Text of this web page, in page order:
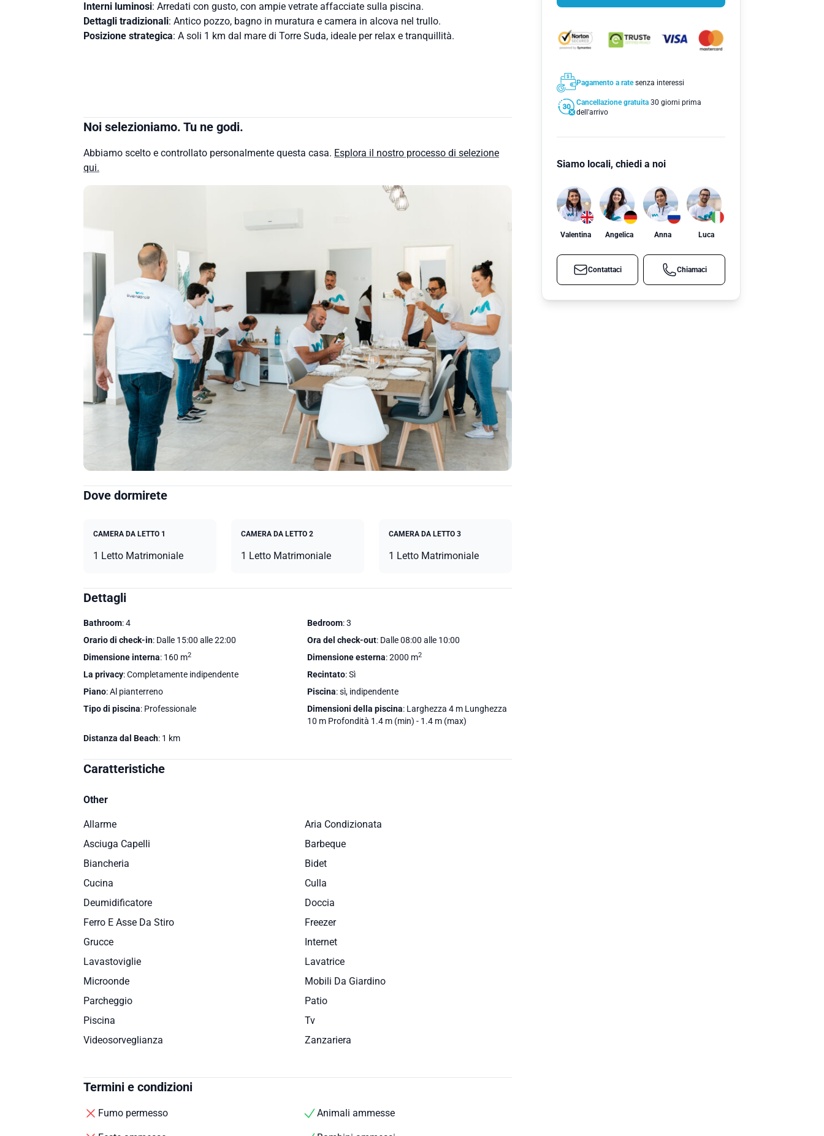
Interni luminosi: Arredati con gusto, con ampie vetrate affacciate sulla piscina.
Dettagli tradizionali: Antico pozzo, bagno in muratura e camera in alcova nel trullo.
Posizione strategica: A soli 1 km dal mare di Torre Suda, ideale per relax e tranquillità.
Noi selezioniamo. Tu ne godi.
Abbiamo scelto e controllato personalmente questa casa. Esplora il nostro processo di selezione
qui.
Dove dormirete
CAMERA DA LETTO 1
1 Letto Matrimoniale
CAMERA DA LETTO 2
1 Letto Matrimoniale
CAMERA DA LETTO 3
1 Letto Matrimoniale
Dettagli
Bathroom: 4 Bedroom: 3
Orario di check-in: Dalle 15:00 alle 22:00 Ora del check-out: Dalle 08:00 alle 10:00
Dimensione interna: 160 m2 Dimensione esterna: 2000 m2
La privacy: Completamente indipendente Recintato: Sì
Piano: Al pianterreno Piscina: sì, indipendente
Tipo di piscina: Professionale Dimensioni della piscina: Larghezza 4 m Lunghezza
10 m Profondità 1.4 m (min) - 1.4 m (max)
Distanza dal Beach: 1 km
Caratteristiche
Other
Allarme
Aria Condizionata
Asciuga Capelli
Barbeque
Biancheria
Bidet
Cucina
Culla
Deumidificatore
Doccia
Ferro E Asse Da Stiro
Freezer
Grucce
Internet
Lavastoviglie
Lavatrice
Microonde
Mobili Da Giardino
Parcheggio
Patio
Piscina
Tv
Videosorveglianza
Zanzariera
Termini e condizioni
Fumo permesso Animali ammesse
Pagamento a ratesenza interessi
Cancellazione gratuita30 giorni prima
dell'arrivo
Siamo locali, chiedi a noi
Valentina Angelica Anna Luca
Contattaci Chiamaci